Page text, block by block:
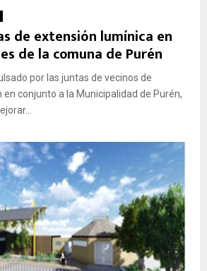
de extensión lumínica en
de la comuna de Purén
por las juntas de vecinos de
en conjunto a la Municipalidad de Purén,